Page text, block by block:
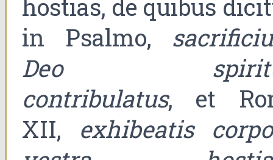
hostias, de quibus
in Psalmo,
Deo
contribulatus, et
XII, exhibeatis